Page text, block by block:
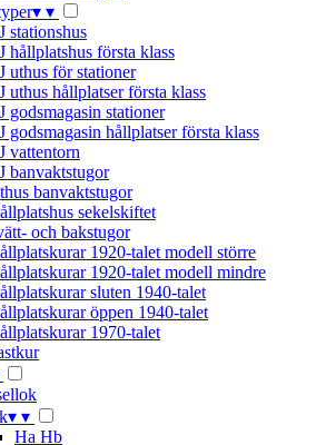
▾ ▾
stationshus
hållplatshus första klass
uthus för stationer
uthus hållplatser första klass
godsmagasin stationer
godsmagasin hållplatser första klass
vattentorn
banvaktstugor
banvaktstugor
sekelskiftet
och bakstugor
1920-talet modell större
1920-talet modell mindre
sluten 1940-talet
öppen 1940-talet
1970-talet
▾ ▾
Ha Hb